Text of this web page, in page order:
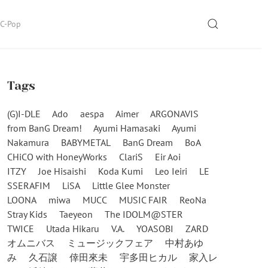
C-Pop SEARCH
Tags
(G)I-DLE Ado aespa Aimer
ARGONAVIS
from BanG Dream!
Ayumi Hamasaki
Ayumi
Nakamura
BABYMETAL BanG Dream
BoA
CHiCO with HoneyWorks
ClariS
Eir Aoi
ITZY
Joe Hisaishi Koda Kumi Leo Ieiri
LE
SSERAFIM
LiSA
Little Glee Monster
LOONA
miwa MUCC MUSIC FAIR
ReoNa
Stray Kids
Taeyeon
The IDOLM@STER
TWICE
Utada Hikaru V.A. YOASOBI
ZARD
オムニバス
ミュージックフェア
中村あゆ
み
久石譲 倖田來未 宇多田ヒカル
家入レ